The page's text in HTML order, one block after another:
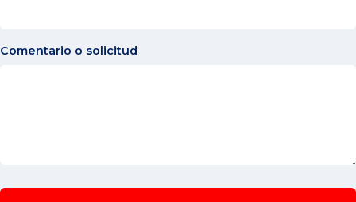
Comentario o solicitud